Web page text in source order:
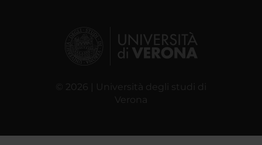
© 2026 | Università degli studi di
Verona